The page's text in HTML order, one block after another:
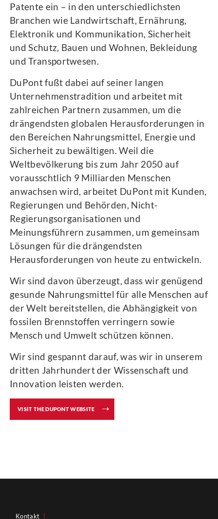
Patente ein – in den unterschiedlichsten
Branchen wie Landwirtschaft, Ernährung,
Elektronik und Kommunikation, Sicherheit
und Schutz, Bauen und Wohnen, Bekleidung
und Transportwesen.
DuPont fußt dabei auf seiner langen
Unternehmenstradition und arbeitet mit
zahlreichen Partnern zusammen, um die
drängendsten globalen Herausforderungen in
den Bereichen Nahrungsmittel, Energie und
Sicherheit zu bewältigen. Weil die
Weltbevölkerung bis zum Jahr 2050 auf
vorausschtlich 9 Milliarden Menschen
anwachsen wird, arbeitet DuPont mit Kunden,
Regierungen und Behörden, Nicht-
Regierungsorganisationen und
Meinungsführern zusammen, um gemeinsam
Lösungen für die drängendsten
Herausforderungen von heute zu entwickeln.
Wir sind davon überzeugt, dass wir genügend
gesunde Nahrungsmittel für alle Menschen auf
der Welt bereitstellen, die Abhängigkeit von
fossilen Brennstoffen verringern sowie
Mensch und Umwelt schützen können.
Wir sind gespannt darauf, was wir in unserem
dritten Jahrhundert der Wissenschaft und
Innovation leisten werden.
VISIT THE DUPONT WEBSITE
Kontakt |